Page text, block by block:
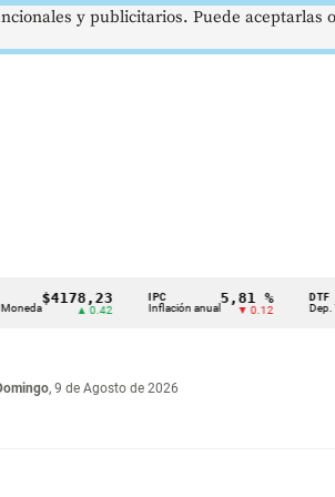
$4178,23
▲ 0.42
IPC
Inflación anual
5,81 %
▼ 0.12
DTF
Dep. Término
, 9 de Agosto de 2026
y publicitarios. Puede aceptarlas